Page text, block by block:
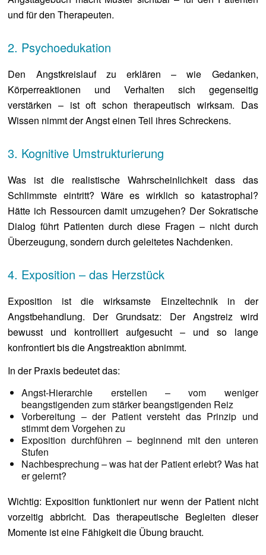
und für den Therapeuten.
2. Psychoedukation
Den Angstkreislauf zu erklären – wie Gedanken,
Körperreaktionen und Verhalten sich gegenseitig
verstärken – ist oft schon therapeutisch wirksam. Das
Wissen nimmt der Angst einen Teil ihres Schreckens.
3. Kognitive Umstrukturierung
Was ist die realistische Wahrscheinlichkeit dass das
Schlimmste eintritt? Wäre es wirklich so katastrophal?
Hätte ich Ressourcen damit umzugehen? Der Sokratische
Dialog führt Patienten durch diese Fragen – nicht durch
Überzeugung, sondern durch geleitetes Nachdenken.
4. Exposition – das Herzstück
Exposition ist die wirksamste Einzeltechnik in der
Angstbehandlung. Der Grundsatz: Der Angstreiz wird
bewusst und kontrolliert aufgesucht – und so lange
konfrontiert bis die Angstreaktion abnimmt.
In der Praxis bedeutet das:
Angst-Hierarchie erstellen – vom weniger
beangstigenden zum stärker beangstigenden Reiz
Vorbereitung – der Patient versteht das Prinzip und
stimmt dem Vorgehen zu
Exposition durchführen – beginnend mit den unteren
Stufen
Nachbesprechung – was hat der Patient erlebt? Was hat
er gelernt?
Wichtig: Exposition funktioniert nur wenn der Patient nicht
vorzeitig abbricht. Das therapeutische Begleiten dieser
Momente ist eine Fähigkeit die Übung braucht.